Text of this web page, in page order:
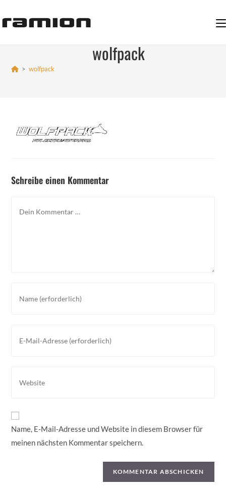
Inhalt
wolfpack
> wolfpack
Schreibe einen Kommentar
deinen
Benutzernamen
deine
Adresse
ein
deine
URL
(optional)
Name, E-Mail-Adresse und Website in diesem Browser für
meinen nächsten Kommentar speichern.